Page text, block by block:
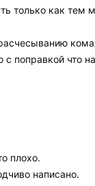
только как тем
с поправкой что
плохо.
написано.